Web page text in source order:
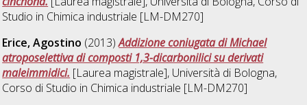
Studio in Chimica industriale [LM-DM270]
Erice, Agostino (2013)Addizione coniugata di Michael
atroposelettiva di composti 1,3-dicarbonilici su derivati
maleimmidici. [Laurea magistrale], Università di Bologna,
Corso di Studio in Chimica industriale [LM-DM270]